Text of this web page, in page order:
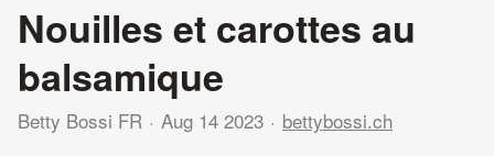
Nouilles et carottes au
balsamique
Betty Bossi FR Aug 14 2023 bettybossi.ch